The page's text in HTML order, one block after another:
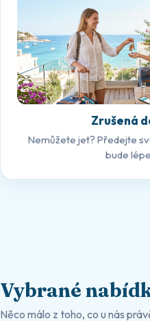
Zrušená
Nemůžete jet? Předejte
bude
Vybrané
Něco málo z toho, co u nás